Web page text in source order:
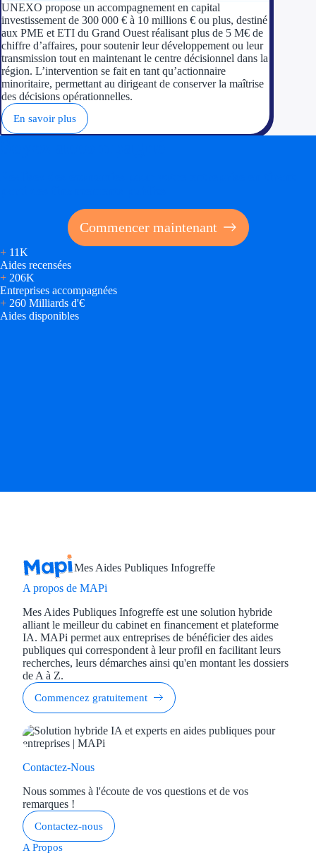
UNEXO propose un accompagnement en capital
investissement de 300 000 € à 10 millions € ou plus, destiné
aux PME et ETI du Grand Ouest réalisant plus de 5 M€ de
chiffre d’affaires, pour soutenir leur développement ou leur
transmission tout en maintenant le centre décisionnel dans la
région. L’intervention se fait en tant qu’actionnaire
minoritaire, permettant au dirigeant de conserver la maîtrise
des décisions opérationnelles.
En savoir plus
Commencer maintenant
+ 11K
Aides recensées
+ 206K
Entreprises accompagnées
+ 260 Milliards d'€
Aides disponibles
Mes Aides Publiques Infogreffe
A propos de MAPi
Mes Aides Publiques Infogreffe est une solution hybride
alliant le meilleur du cabinet en financement et plateforme
IA. MAPi permet aux entreprises de bénéficier des aides
publiques qui correspondent à leur profil en facilitant leurs
recherches, leurs démarches ainsi qu'en montant les dossiers
de A à Z.
Commencez gratuitement
Contactez-Nous
Nous sommes à l'écoute de vos questions et de vos
remarques !
Contactez-nous
A Propos